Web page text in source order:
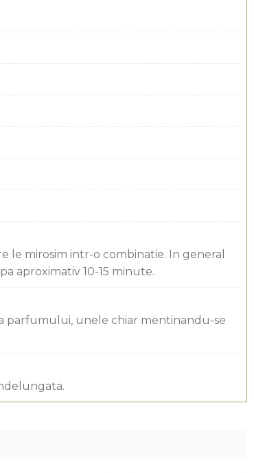
le mirosim intr-o combinatie. In general
aproximativ 10-15 minute.
parfumului, unele chiar mentinandu-se